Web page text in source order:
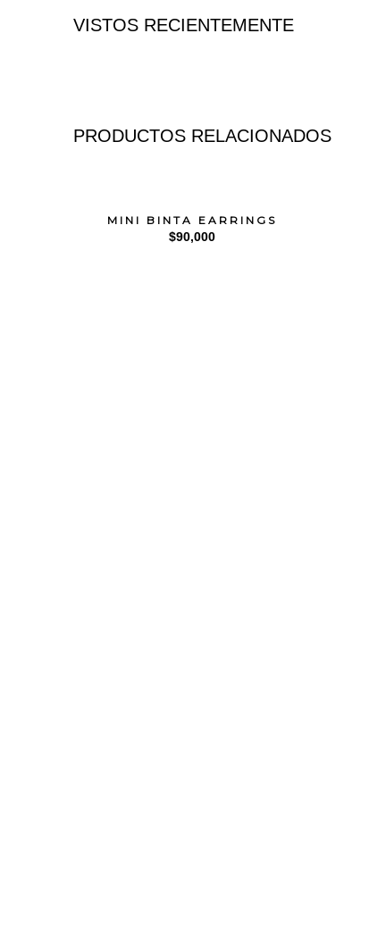
VISTOS RECIENTEMENTE
PRODUCTOS RELACIONADOS
MINI BINTA EARRINGS
$90,000